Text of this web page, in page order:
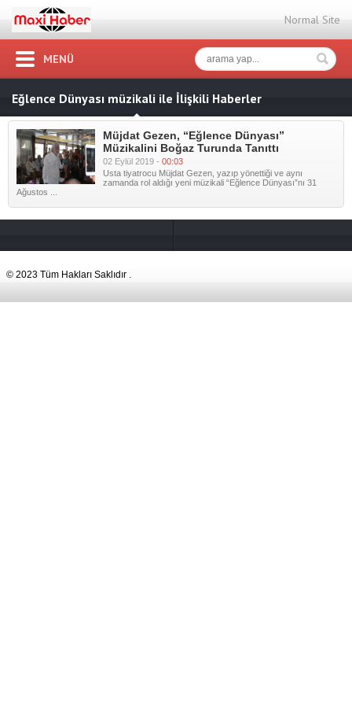
Normal Site
MENÜ
Eğlence Dünyası müzikali ile İlişkili Haberler
Müjdat Gezen, “Eğlence Dünyası”
Müzikalini Boğaz Turunda Tanıttı
02 Eylül 2019 - 00:03
Usta tiyatrocu Müjdat Gezen, yazıp yönettiği ve aynı
zamanda rol aldığı yeni müzikali “Eğlence Dünyası”nı 31
Ağustos ...
© 2023 Tüm Hakları Saklıdır .